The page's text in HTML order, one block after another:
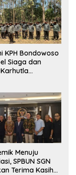
KPH Bondowoso
Siaga dan
Personel
Menuju
SPBUN SGN
Terima Kasih